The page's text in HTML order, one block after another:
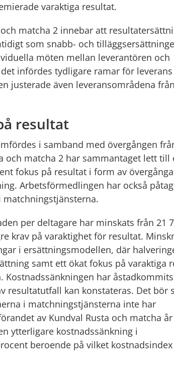
varaktiga resultat.
matcha 2 innebar att
som snabb- och
möten mellan leverantören och
infördes tydligare ramar för leverans
justerade även leveransområdena
resultat
i samband med övergången
och matcha 2 har sammantaget lett till
fokus på resultat i form av
Arbetsförmedlingen har också
per deltagare har minskats från 21
krav på varaktighet för resultat.
i ersättningsmodellen, där
samt ett ökat fokus på varaktiga
Kostnadssänkningen har
resultatutfall kan konstateras. Det bör
i matchningstjänsterna inte har
av Kundval Rusta och matcha år
ytterligare kostnadssänkning i
beroende på vilket